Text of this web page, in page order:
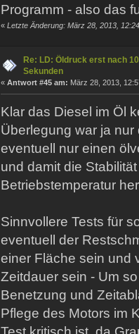
Programm - also das
« Letzte Änderung: März 28, 2013,
Re: LD: Öldruck erst nach 10
Sekunden
« Antwort #45 am: März 28, 2013,
Klar das Diesel im Öl
Überlegung war ja
eventuell nur einen
und damit die
Betriebstemperatur
Sinnvollere Tests für
eventuell der
einer Fläche sein und
Zeitdauer sein - Um
Benetzung und
Pflege des Motors im